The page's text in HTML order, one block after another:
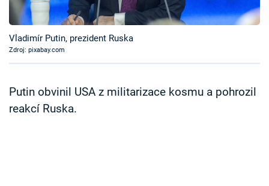
TV Program
Časopis
Sledujte prima+
Přihlášení
Vladimír Putin, prezident Ruska
Zdroj: pixabay.com
Putin obvinil USA z militarizace kosmu a pohrozil
reakcí Ruska.